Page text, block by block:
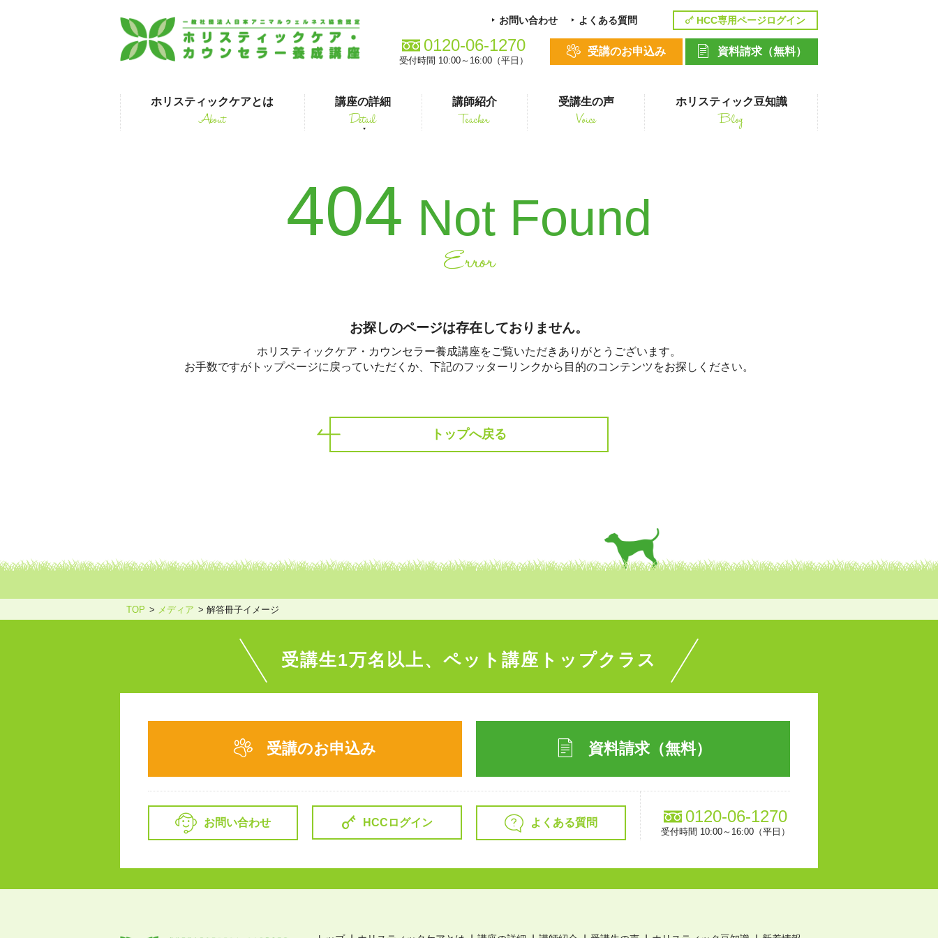
ホリスティックケアとは
About
講座の詳細
Detail
ホリスティックケア・カウンセラー養成講座
ホリスティックケア･カウンセラー受講生向け。
より知識と活躍の幅を広げていただくための講座です。
講師紹介
Teacher
受講生の声
Voice
ホリスティック豆知識
Blog
受講のお申込み 資料請求（無料）
お問い合わせ HCC専用ページログイン
よくある質問
0120-06-1270
受付時間 10:00～16:00（平日）
404 Not Found
Error
お探しのページは存在しておりません。
ホリスティックケア・カウンセラー養成講座をご覧いただきありがとうございます。
お手数ですがトップページに戻っていただくか、下記のフッターリンクから目的のコンテンツをお探しください。
トップへ戻る
TOP メディア 解答冊子イメージ
受講生1万名以上、 ペット講座トップクラス
受講のお申込み 資料請求（無料）
お問い合わせ HCCログイン よくある質問 0120-06-1270
受付時間 10:00～16:00（平日）